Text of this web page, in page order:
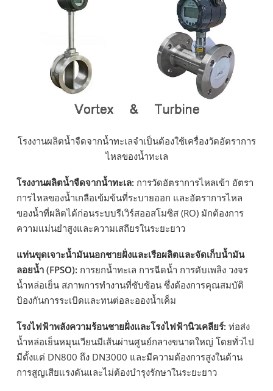
โรงงานผลิตน้ำจืดจากน้ำทะเลจำเป็นต้องใช้เครื่องวัดอัตราการ
ไหลของน้ำทะเล
โรงงานผลิตน้ำจืดจากน้ำทะเล: การวัดอัตราการไหลเข้า อัตรา
การไหลของน้ำเกลือเข้มข้นที่ระบายออก และอัตราการไหล
ของน้ำที่ผลิตได้ก่อนระบบรีเวิร์สออสโมซิส (RO) มักต้องการ
ความแม่นยำสูงและความเสถียรในระยะยาว
แท่นขุดเจาะน้ำมันนอกชายฝั่งและเรือผลิตและจัดเก็บน้ำมัน
ลอยน้ำ (FPSO): การยกน้ำทะเล การฉีดน้ำ การดับเพลิง วงจร
น้ำหล่อเย็น สภาพการทำงานที่ซับซ้อน ซึ่งต้องการคุณสมบัติ
ป้องกันการระเบิดและทนต่อละอองน้ำเค็ม
โรงไฟฟ้าพลังความร้อนชายฝั่งและโรงไฟฟ้านิวเคลียร์: ท่อส่ง
น้ำหล่อเย็นหมุนเวียนมีเส้นผ่านศูนย์กลางขนาดใหญ่ โดยทั่วไป
มีตั้งแต่ DN800 ถึง DN3000 และมีความต้องการสูงในด้าน
การสูญเสียแรงดันและไม่ต้องบำรุงรักษาในระยะยาว